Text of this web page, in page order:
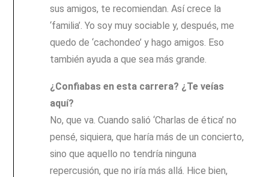
sus amigos, te recomiendan. Así crece la
‘familia’. Yo soy muy sociable y, después, me
quedo de ‘cachondeo’ y hago amigos. Eso
también ayuda a que sea más grande.
¿Confiabas en esta carrera? ¿Te veías
aquí?
No, que va. Cuando salió ‘Charlas de ética’ no
pensé, siquiera, que haría más de un concierto,
sino que aquello no tendría ninguna
repercusión, que no iría más allá. Hice bien,